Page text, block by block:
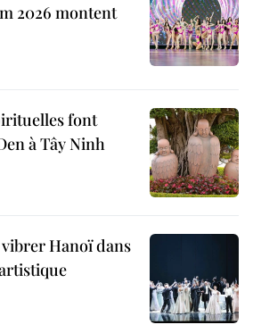
2026 montent
font
à Tây Ninh
Hanoï dans